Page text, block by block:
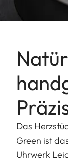
Das
Green ist
Uhrwerk